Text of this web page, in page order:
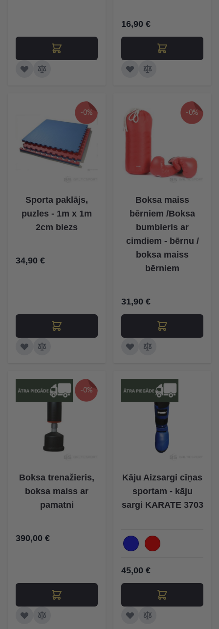
16,90 €
-0%
Sporta paklājs,
puzles - 1m x 1m
2cm biezs
34,90 €
-0%
Boksa maiss
bērniem /Boksa
bumbieris ar
cimdiem - bērnu /
boksa maiss
bērniem
31,90 €
-0%
Boksa trenažieris,
boksa maiss ar
pamatni
390,00 €
Kāju Aizsargi cīņas
sportam - kāju
sargi KARATE 3703
45,00 €